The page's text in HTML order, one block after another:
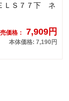
ＬＳ７７下 ネ
価格： 7,909円
本体価格: 7,190円